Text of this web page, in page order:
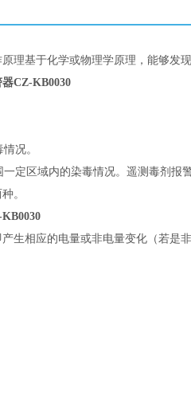
理基于化学或物理学原理，能够发
CZ-KB0030
况。
定区域内的染毒情况。遥测毒剂报
。
生相应的电量或非电量变化（若是